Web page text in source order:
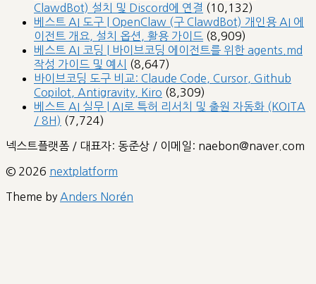
ClawdBot) 설치 및 Discord에 연결 (10,132)
베스트 AI 도구 | OpenClaw (구 ClawdBot) 개인용 AI 에
이전트 개요, 설치 옵션, 활용 가이드 (8,909)
베스트 AI 코딩 | 바이브코딩 에이전트를 위한 agents.md
작성 가이드 및 예시
(8,647)
바이브코딩 도구 비교: Claude Code, Cursor, Github
Copilot, Antigravity, Kiro (8,309)
베스트 AI 실무 | AI로 특허 리서치 및 출원 자동화 (KOITA
/ 8H) (7,724)
넥스트플랫폼 / 대표자: 동준상 / 이메일: naebon@naver.com
© 2026 nextplatform
Theme by Anders Norén